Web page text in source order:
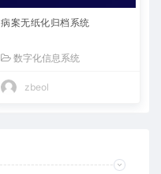
病案无纸化归档系统
数字化信息系统
zbeol